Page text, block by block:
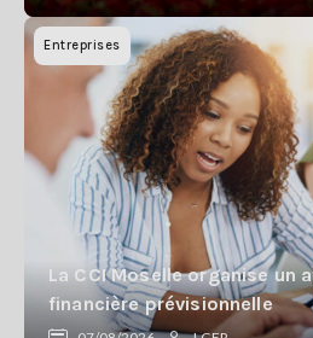
Entreprises
La CCI Moselle organise un
financière prévisionnelle